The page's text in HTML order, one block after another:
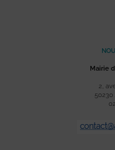
Mairie
2,
50230